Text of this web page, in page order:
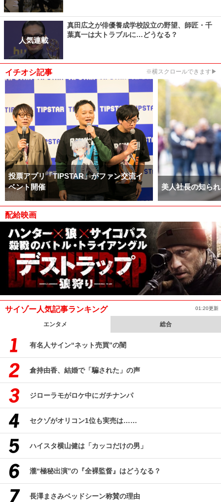
人気連載
真田広之が俳優養成学校設立の野望、師匠・千
葉真一は大トラブルに…どうなる？
イチオシ記事 ※横スクロールできます▶
投票アプリ「TIPSTAR」がファン交流イ
ベント開催
美人社長の知ら
配給映画
サイゾー人気記事ランキング 01:20更新
エンタメ 総合
有名人サイン“ネット売買”の闇
倉持由香、結婚で「騙された」の声
ジローラモがロケ中にガチナンパ
セクゾがオリコン1位も実売は……
ハイスタ横山健は「カッコだけの男」
瀧“極秘出演”の『全裸監督』はどうなる？
長澤まさみベッドシーン称賛の理由